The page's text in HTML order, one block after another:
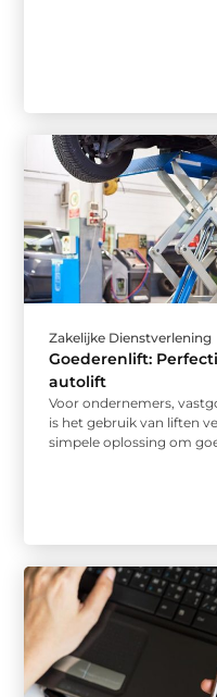
Zakelijke Dienstverlening
Goederenlift:
autolift
Voor ondernemers,
is het gebruik van liften
simpele oplossing om